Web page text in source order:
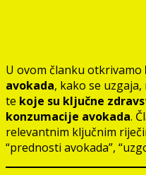
U ovom članku otkrivamo
avokada, kako se
te koje su ključne
konzumacije avokada.
relevantnim ključnim
“prednosti avokada”,